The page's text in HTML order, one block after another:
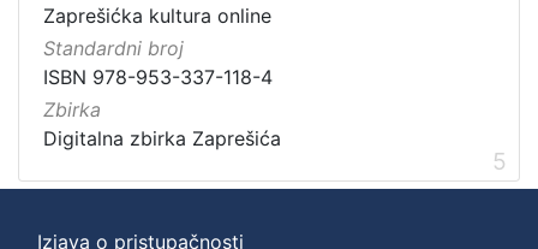
Zaprešićka kultura online
Standardni broj
ISBN 978-953-337-118-4
Zbirka
Digitalna zbirka Zaprešića
5
Izjava o pristupačnosti